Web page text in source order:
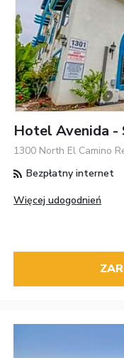
Hotel Avenida -
1300 North El Camino
Bezpłatny internet
Więcej udogodnień